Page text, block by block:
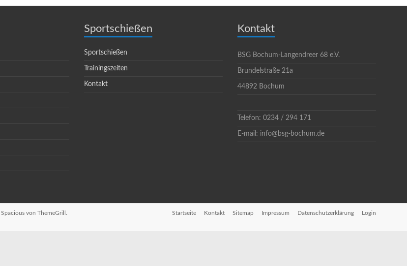
Sportschießen
Sportschießen
Trainingszeiten
Kontakt
Kontakt
BSG Bochum-Langendreer 68 e.V.
Brundelstraße 21a
44892 Bochum
Telefon: 0234 / 294 171
E-mail: info@bsg-bochum.de
Spacious von ThemeGrill.
Startseite Kontakt Sitemap Impressum Datenschutzerklärung Login